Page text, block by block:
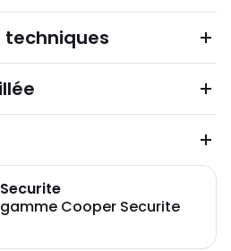
Cooper Securite